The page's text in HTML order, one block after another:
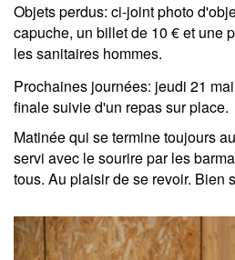
Objets perdus: ci-joint photo
capuche, un billet de 10 € et une
les sanitaires hommes.
Prochaines journées: jeudi 21 mai
finale suivie d'un repas sur place.
Matinée qui se termine toujours
servi avec le sourire par les
tous. Au plaisir de se revoir. Bien